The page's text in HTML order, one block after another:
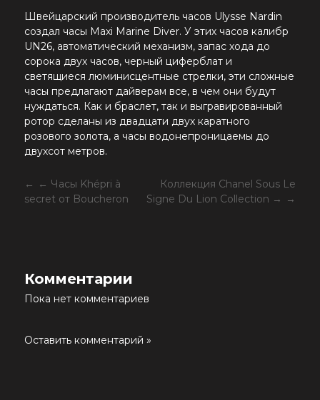
Швейцарский производитель часов Ulysse Nardin
создал часы Maxi Marine Diver. У этих часов калибр
UN26, автоматический механизм, запас хода до
сорока двух часов, черный циферблат и
светящиеся люминисцентные стрелки, эти сложные
часы предлагают дайверам все, в чем они будут
нуждаться. Как и браслет, так и выгравированный
ротор сделаны из двадцати двух каратного
розового золота, а часы водонепроницаемы до
двухсот метров.
← Часы Khépri à
secret от Boucheron
Коллекция Chanel Sous Le
Signe Du Lion Collection →
Комментарии
Пока нет комментариев
Оставить комментарий »